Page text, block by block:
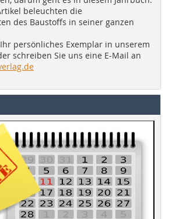
beleuchten die
des Baustoffs in seiner ganzen
persönliches Exemplar in unserem
schreiben Sie uns eine E-Mail an